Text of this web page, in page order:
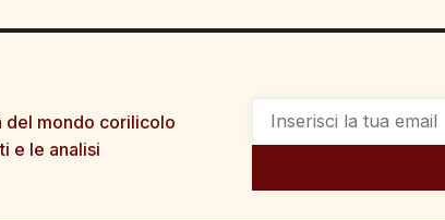
del mondo corilicolo
e le analisi